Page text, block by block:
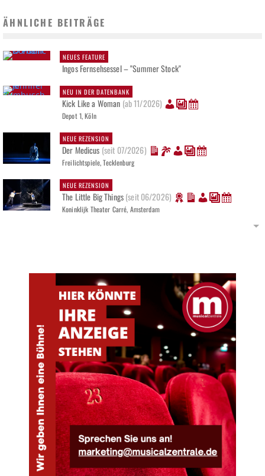
ÄHNLICHE BEITRÄGE
NEUES FEATURE
Ingos Fernsehsessel – "Summer Stock"
NEU IN DER DATENBANK
Kick Like a Woman (ab 11/2026)
Depot 1, Köln
NEUE REZENSION
Der Medicus (seit 07/2026)
Freilichtspiele, Tecklenburg
NEUE REZENSION
The Little Big Things(seit 06/2026)
Koninklijk Theater Carré, Amsterdam